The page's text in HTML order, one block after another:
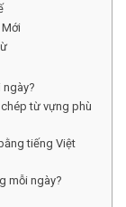
Mới
ngày?
từ vựng phù
tiếng Việt
mỗi ngày?